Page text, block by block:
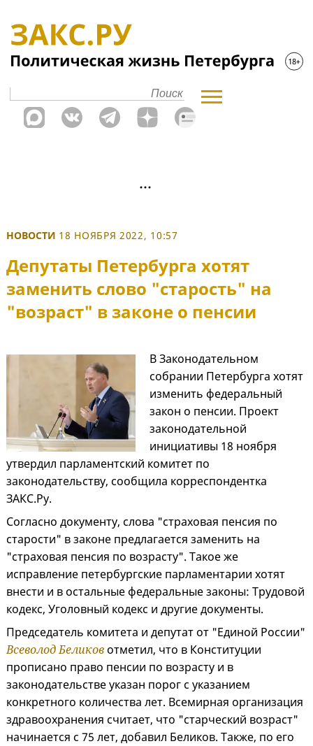
НОВОСТИ 18 НОЯБРЯ 2022, 10:57
Депутаты Петербурга хотят
заменить слово "старость" на
"возраст" в законе о пенсии
В Законодательном
собрании Петербурга хотят
изменить федеральный
закон о пенсии. Проект
законодательной
инициативы 18 ноября
утвердил парламентский комитет по
законодательству, сообщила корреспондентка
ЗАКС.Ру.
Согласно документу, слова "страховая пенсия по
старости" в законе предлагается заменить на
"страховая пенсия по возрасту". Такое же
исправление петербургские парламентарии хотят
внести и в остальные федеральные законы: Трудовой
кодекс, Уголовный кодекс и другие документы.
Председатель комитета и депутат от "Единой России"
Всеволод Беликов отметил, что в Конституции
прописано право пенсии по возрасту и в
законодательстве указан порог с указанием
конкретного количества лет. Всемирная организация
здравоохранения считает, что "старческий возраст"
начинается с 75 лет, добавил Беликов. Также, по его